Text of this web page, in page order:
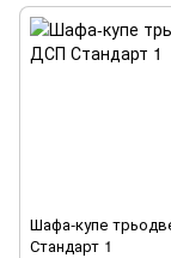
Шафа-купе
Стандарт 1